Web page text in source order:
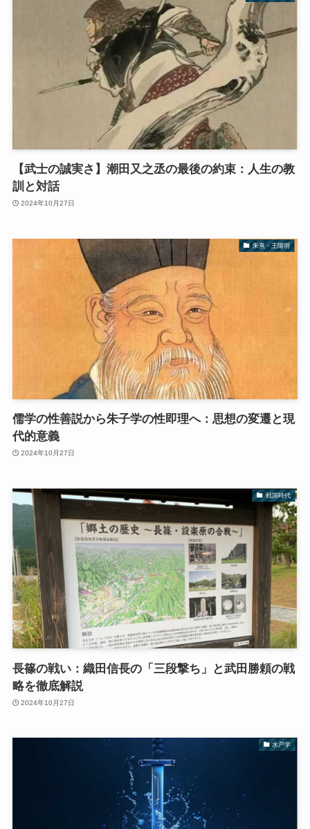
【武士の誠実さ】潮田又之丞の最後の約束：人生の教
訓と対話
2024年10月27日
朱熹・王陽明
儒学の性善説から朱子学の性即理へ：思想の変遷と現
代的意義
2024年10月27日
戦国時代
長篠の戦い：織田信長の「三段撃ち」と武田勝頼の戦
略を徹底解説
2024年10月27日
水戸学